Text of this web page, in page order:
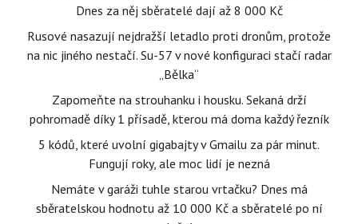
Dnes za něj sběratelé dají až 8 000 Kč
Rusové nasazují nejdražší letadlo proti dronům, protože
na nic jiného nestačí. Su-57 v nové konfiguraci stačí radar
„Bělka“
Zapomeňte na strouhanku i housku. Sekaná drží
pohromadě díky 1 přísadě, kterou má doma každý řezník
5 kódů, které uvolní gigabajty v Gmailu za pár minut.
Fungují roky, ale moc lidí je nezná
Nemáte v garáži tuhle starou vrtačku? Dnes má
sběratelskou hodnotu až 10 000 Kč a sběratelé po ní